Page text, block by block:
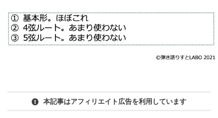
本記事はアフィリエイト広告を利用しています